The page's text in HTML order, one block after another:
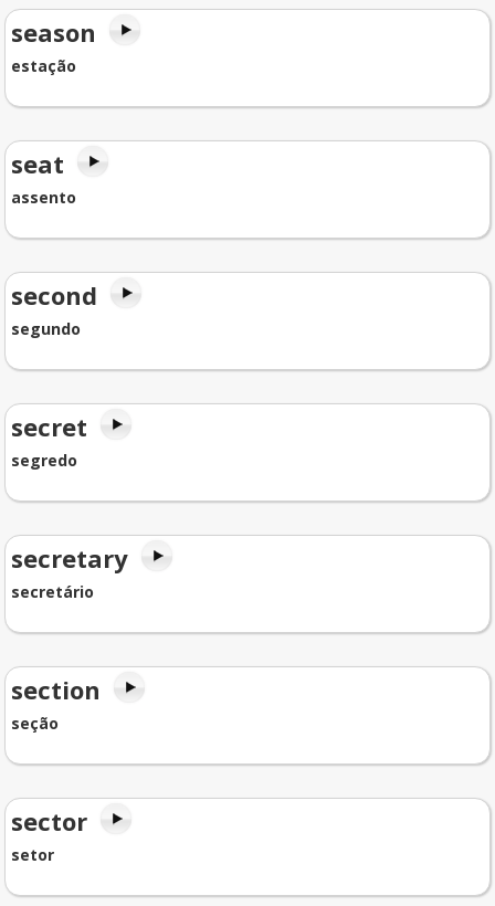
season
estação
seat
assento
second
segundo
secret
segredo
secretary
secretário
section
seção
sector
setor